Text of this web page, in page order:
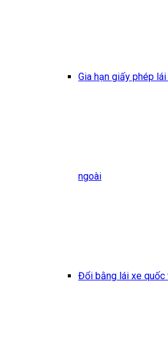
Gia hạn giấy phép
ngoài
Đổi bằng lái xe